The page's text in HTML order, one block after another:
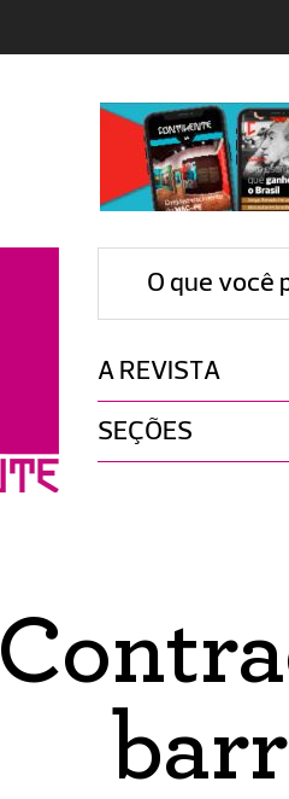
O que você
A REVISTA
SEÇÕES